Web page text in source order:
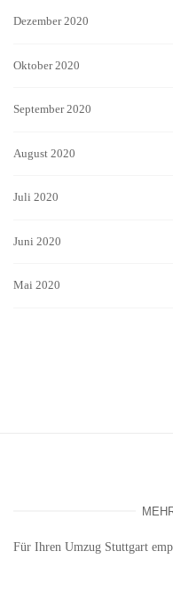
Dezember 2020
Oktober 2020
September 2020
August 2020
Juli 2020
Juni 2020
Mai 2020
Für Ihren Umzug Stuttgart